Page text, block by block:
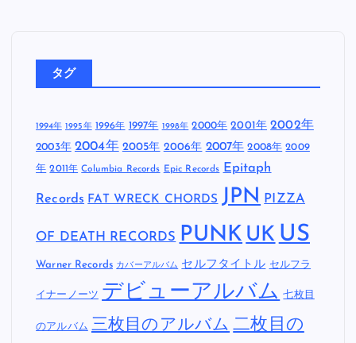
タグ
1994年 1995年 1996年 1997年 1998年 2000年 2001年 2002年
2003年 2004年 2005年 2006年 2007年 2008年 2009
年 2011年 Columbia Records Epic Records Epitaph
Records FAT WRECK CHORDS JPN PIZZA
OF DEATH RECORDS PUNK UK US
Warner Records カバーアルバム セルフタイトル セルフラ
イナーノーツ デビューアルバム 七枚目
のアルバム 三枚目のアルバム 二枚目の